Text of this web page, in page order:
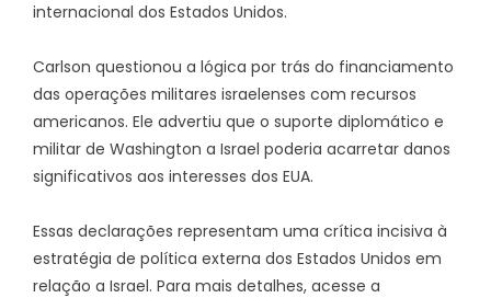
internacional dos Estados Unidos.
Carlson questionou a lógica por trás do financiamento
das operações militares israelenses com recursos
americanos. Ele advertiu que o suporte diplomático e
militar de Washington a Israel poderia acarretar danos
significativos aos interesses dos EUA.
Essas declarações representam uma crítica incisiva à
estratégia de política externa dos Estados Unidos em
relação a Israel. Para mais detalhes, acesse a